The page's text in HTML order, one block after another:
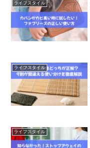
ライフスタイル
ライフスタイル
ライフスタイル